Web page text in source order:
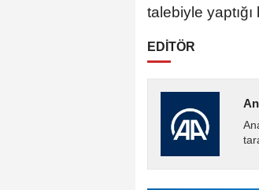
talebiyle
EDİTÖR